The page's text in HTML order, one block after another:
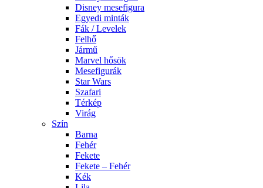
Disney mesefigura
Egyedi minták
Fák / Levelek
Felhő
Jármű
Marvel hősök
Mesefigurák
Star Wars
Szafari
Térkép
Virág
Szín
Barna
Fehér
Fekete
Fekete – Fehér
Kék